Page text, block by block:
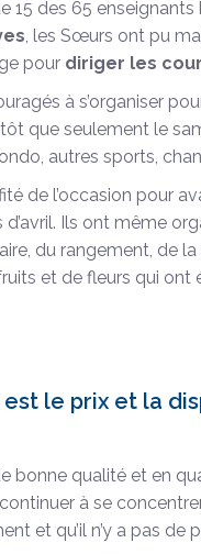
15 des 65
, les Sœurs ont pu
pour diriger les
à s’organiser
que seulement le
autres sports,
de l’occasion pour
d’avril. Ils ont même
du rangement, de
et de fleurs qui
le prix et la
bonne qualité et en
à se
et qu’il n’y a pas de